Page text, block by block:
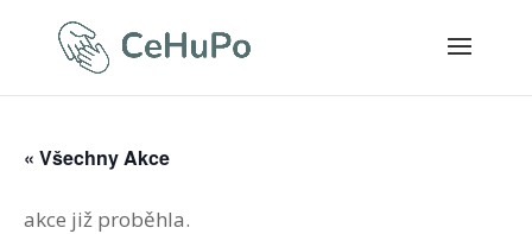
« Všechny Akce
akce již proběhla.